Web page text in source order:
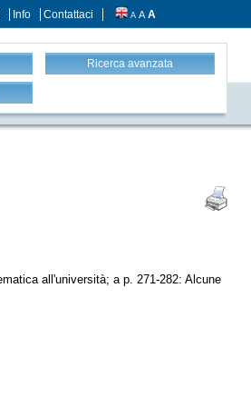
Info Contattaci A A A
Ricerca avanzata